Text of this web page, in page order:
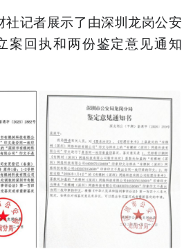
社记者展示了由深圳龙岗公安
案回执和两份鉴定意见通知